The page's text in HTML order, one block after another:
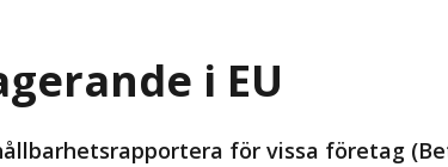
i EU
för vissa företag